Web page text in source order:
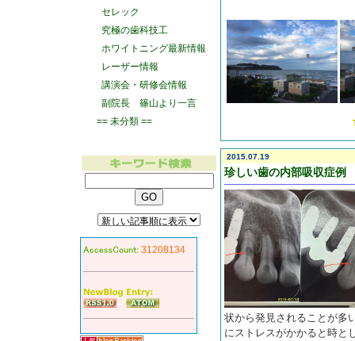
セレック
究極の歯科技工
ホワイトニング最新情報
レーザー情報
講演会・研修会情報
副院長 篠山より一言
== 未分類 ==
31208134
2015.07.19
珍しい歯の内部吸収症例
状から発見されることが多
にストレスがかかると時と